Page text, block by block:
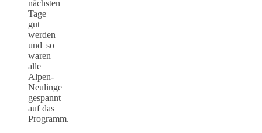
nächsten
Tage
gut
werden
und so
waren
alle
Alpen-
Neulinge
gespannt
auf das
Programm.